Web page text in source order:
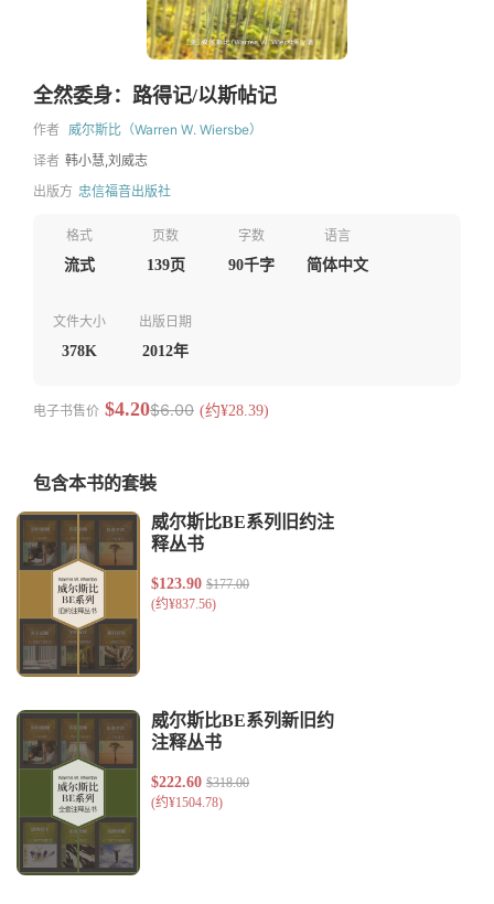
全然委身：路得记/以斯帖记
作者 威尔斯比（Warren W. Wiersbe）
译者 韩小慧,刘威志
出版方 忠信福音出版社
格式
流式
页数
139页
字数
90千字
语言
简体中文
文件大小
378K
出版日期
2012年
电子书售价 $4.20$6.00 (约¥28.39)
包含本书的套裝